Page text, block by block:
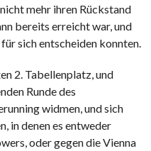
mehr ihren Rückstand
bereits erreicht war, und
sich entscheiden konnten.
2. Tabellenplatz, und
Runde des
widmen, und sich
in denen es entweder
oder gegen die Vienna